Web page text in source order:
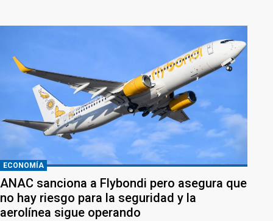
ECONOMÍA
ANAC sanciona a Flybondi pero asegura que
no hay riesgo para la seguridad y la
aerolínea sigue operando